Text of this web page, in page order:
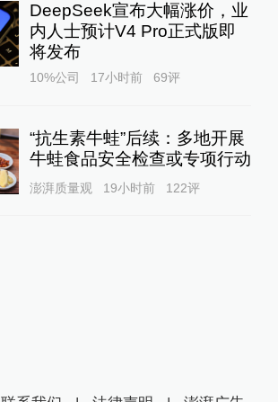
DeepSeek宣布大幅涨价，业
内人士预计V4 Pro正式版即
将发布
10%公司 17小时前 69评
“抗生素牛蛙”后续：多地开展
牛蛙食品安全检查或专项行动
澎湃质量观 19小时前 122评